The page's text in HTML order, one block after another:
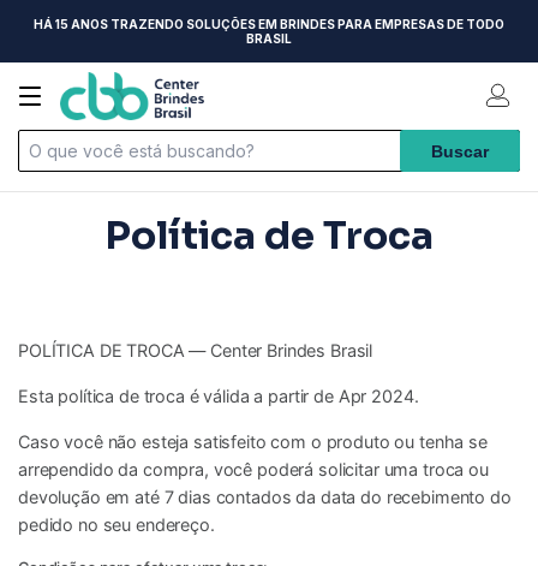
HÁ 15 ANOS TRAZENDO SOLUÇÕES EM BRINDES PARA EMPRESAS DE TODO
BRASIL
Política de Troca
POLÍTICA DE TROCA — Center Brindes Brasil
Esta política de troca é válida a partir de Apr 2024.
Caso você não esteja satisfeito com o produto ou tenha se
arrependido da compra, você poderá solicitar uma troca ou
devolução em até 7 dias contados da data do recebimento do
pedido no seu endereço.